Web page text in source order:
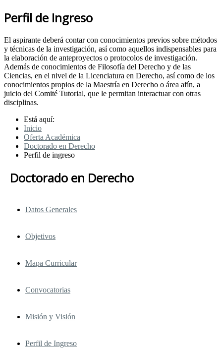
Perfil de Ingreso
El aspirante deberá contar con conocimientos previos sobre métodos
y técnicas de la investigación, así como aquellos indispensables para
la elaboración de anteproyectos o protocolos de investigación.
Además de conocimientos de Filosofía del Derecho y de las
Ciencias, en el nivel de la Licenciatura en Derecho, así como de los
conocimientos propios de la Maestría en Derecho o área afín, a
juicio del Comité Tutorial, que le permitan interactuar con otras
disciplinas.
Está aquí:
Inicio
Oferta Académica
Doctorado en Derecho
Perfil de ingreso
Doctorado en Derecho
Datos Generales
Objetivos
Mapa Curricular
Convocatorias
Misión y Visión
Perfil de Ingreso